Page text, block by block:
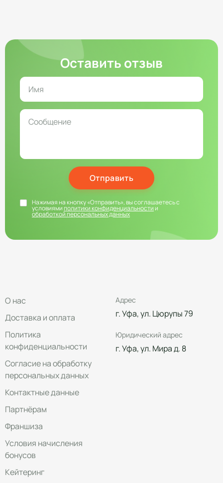
Оставить отзыв
Отправить
Нажимая на кнопку «Отправить», вы соглашаетесь с
условиямиполитики конфиденциальностии
обработкой персональных данных
О нас
Доставка и оплата
Политика
конфиденциальности
Согласие на обработку
персональных данных
Контактные данные
Партнёрам
Франшиза
Условия начисления
бонусов
Кейтеринг
Адрес
г. Уфа, ул. Цюрупы 79
Юридический адрес
г. Уфа, ул. Мира д. 8